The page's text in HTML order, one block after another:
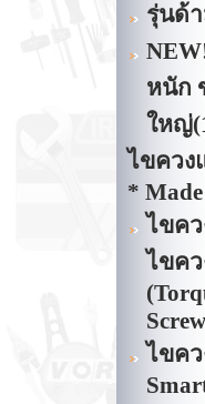
รุ่นด้
หนัก
ใหญ่
ไขควง
*
ไขค
ไขค
ไขค